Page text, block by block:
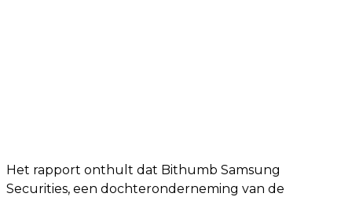
Het rapport onthult dat Bithumb Samsung
Securities, een dochteronderneming van de